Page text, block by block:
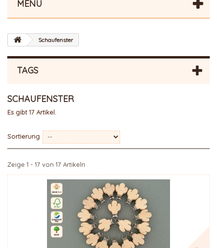
MENÜ
Schaufenster
TAGS
SCHAUFENSTER
Es gibt 17 Artikel.
Sortierung
Zeige 1 - 17 von 17 Artikeln